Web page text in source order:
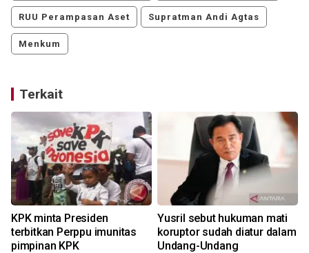
RUU Perampasan Aset Supratman Andi Agtas
Menkum
Terkait
KPK minta Presiden
terbitkan Perppu imunitas
pimpinan KPK
Yusril sebut hukuman mati
koruptor sudah diatur dalam
Undang-Undang